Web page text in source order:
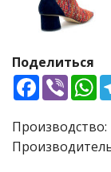
Поделиться
Facebook
Viber
Производство: